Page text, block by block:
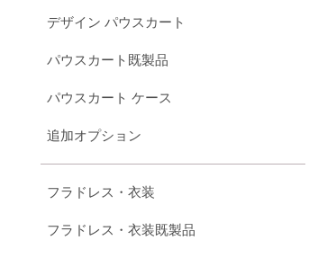
デザイン パウスカート
パウスカート既製品
パウスカート ケース
追加オプション
フラドレス・衣装
フラドレス・衣装既製品